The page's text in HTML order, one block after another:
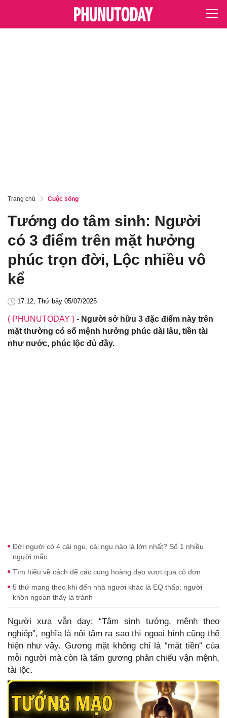
Trang chủ Cuộc sống
Tướng do tâm sinh: Người
có 3 điểm trên mặt hưởng
phúc trọn đời, Lộc nhiều vô
kể
17:12, Thứ bảy 05/07/2025
( PHUNUTODAY ) - Người sở hữu 3 đặc điểm này trên
mặt thường có số mệnh hưởng phúc dài lâu, tiền tài
như nước, phúc lộc đủ đầy.
Đời người có 4 cái ngu, cái ngu nào là lớn nhất? Số 1 nhiều
người mắc
Tìm hiểu về cách để các cung hoàng đạo vượt qua cô đơn
5 thứ mang theo khi đến nhà người khác là EQ thấp, người
khôn ngoan thấy là tránh
Người xưa vẫn dạy: “Tâm sinh tướng, mệnh theo
nghiệp”, nghĩa là nội tâm ra sao thì ngoại hình cũng thể
hiện như vậy. Gương mặt không chỉ là “mặt tiền” của
mỗi người mà còn là tấm gương phản chiếu vận mệnh,
tài lộc.